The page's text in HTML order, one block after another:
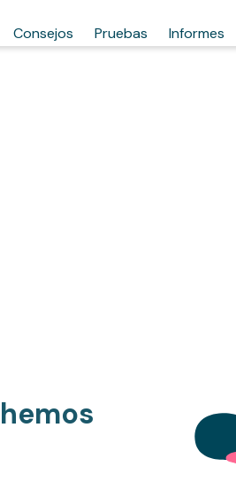
Consejos Pruebas Informes